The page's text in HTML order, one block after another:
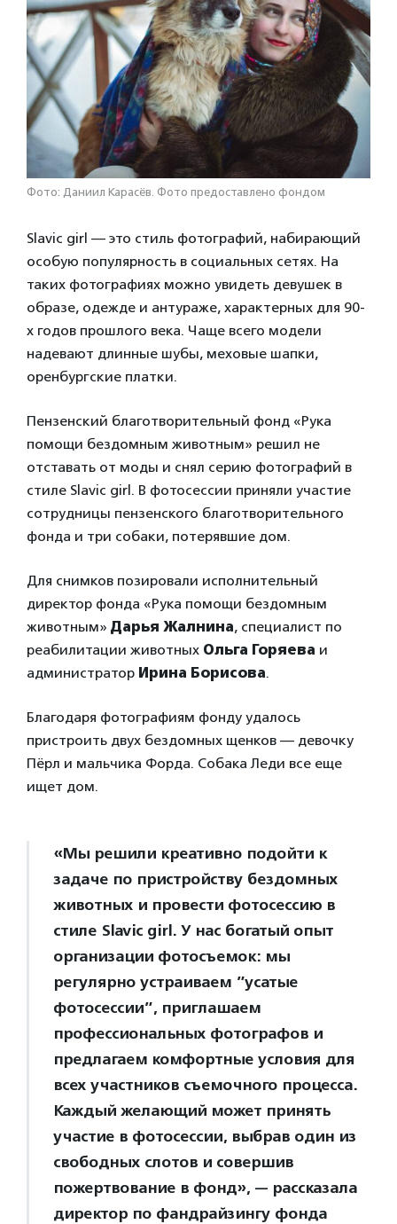
Фото: Даниил Карасёв. Фото предоставлено фондом
Slavic girl — это стиль фотографий, набирающий
особую популярность в социальных сетях. На
таких фотографиях можно увидеть девушек в
образе, одежде и антураже, характерных для 90-
х годов прошлого века. Чаще всего модели
надевают длинные шубы, меховые шапки,
оренбургские платки.
Пензенский благотворительный фонд «Рука
помощи бездомным животным» решил не
отставать от моды и снял серию фотографий в
стиле Slavic girl. В фотосессии приняли участие
сотрудницы пензенского благотворительного
фонда и три собаки, потерявшие дом.
Для снимков позировали исполнительный
директор фонда «Рука помощи бездомным
животным» Дарья Жалнина, специалист по
реабилитации животных Ольга Горяева и
администратор Ирина Борисова.
Благодаря фотографиям фонду удалось
пристроить двух бездомных щенков — девочку
Пёрл и мальчика Форда. Собака Леди все еще
ищет дом.
«Мы решили креативно подойти к
задаче по пристройству бездомных
животных и провести фотосессию в
стиле Slavic girl. У нас богатый опыт
организации фотосъемок: мы
регулярно устраиваем ”усатые
фотосессии”, приглашаем
профессиональных фотографов и
предлагаем комфортные условия для
всех участников съемочного процесса.
Каждый желающий может принять
участие в фотосессии, выбрав один из
свободных слотов и совершив
пожертвование в фонд», — рассказала
директор по фандрайзингу фонда